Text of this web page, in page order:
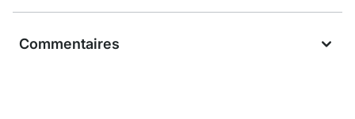
Commentaires